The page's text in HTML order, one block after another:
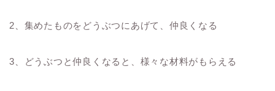
2、集めたものをどうぶつにあげて、仲良くなる
3、どうぶつと仲良くなると、様々な材料がもらえる